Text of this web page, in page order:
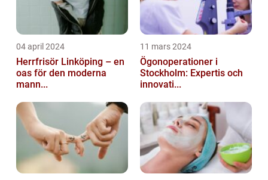
04 april 2024
Herrfrisör Linköping – en
oas för den moderna
mann...
11 mars 2024
Ögonoperationer i
Stockholm: Expertis och
innovati...